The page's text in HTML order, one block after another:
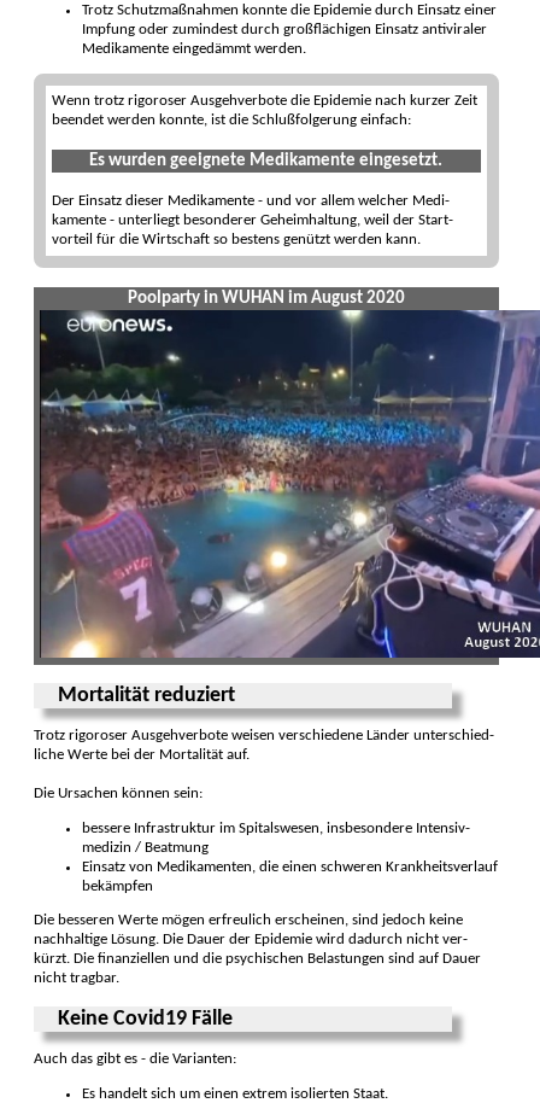
Trotz Schutz­maßnahmen konnte die Epi­demie durch Einsatz einer
Imp­fung oder zu­mindest durch groß­flächigen Ein­satz anti­viraler
Medi­kamente ein­ge­dämmt werden.
Wenn trotz rigoroser Ausgeh­verbote die Epidemie nach kurzer Zeit
beendet werden konnte, ist die Schluß­folgerung einfach:
Es wurden ge­eignete Medi­kamente ein­ge­setzt.
Der Einsatz dieser Medi­kamente - und vor allem welcher Medi­
kamente - unter­liegt beson­derer Geheim­haltung, weil der Start­
vorteil für die Wirt­schaft so bestens genützt werden kann.
Poolparty in WUHAN im August 2020
Mortalität reduziert
Trotz rigoroser Ausgeh­verbote weisen ver­schiedene Länder unter­schied­
liche Werte bei der Mor­talität auf.
Die Ursachen können sein:
bessere Infra­struktur im Spitals­wesen, insbe­sondere Intensiv­
medizin / Be­atmung
Einsatz von Medi­kamenten, die einen schweren Krankheits­ver­lauf
be­kämpfen
Die besseren Werte mögen erfreu­lich er­scheinen, sind jedoch keine
nach­haltige Lösung. Die Dauer der Epi­demie wird dadurch nicht ver­
kürzt. Die finan­ziellen und die psychi­schen Be­lastungen sind auf Dauer
nicht tragbar.
Keine Covid19 Fälle
Auch das gibt es - die Varianten:
Es handelt sich um einen extrem isolier­ten Staat.